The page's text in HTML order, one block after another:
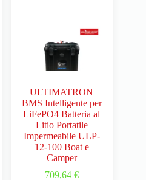
ULTIMATRON
BMS Intelligente per
LiFePO4 Batteria al
Litio Portatile
Impermeabile ULP-
12-100 Boat e
Camper
709,64 €